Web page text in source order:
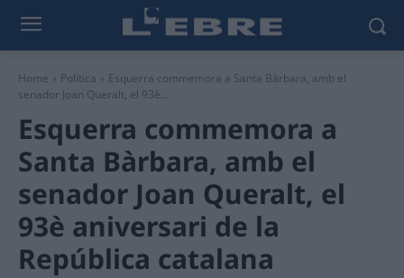
Home Política
Esquerra commemora a Santa Bàrbara, amb el
senador Joan Queralt, el 93è...
Esquerra commemora a
Santa Bàrbara, amb el
senador Joan Queralt, el
93è aniversari de la
República catalana